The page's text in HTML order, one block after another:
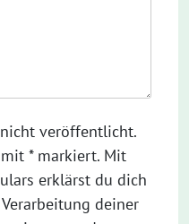
veröffentlicht.
* markiert. Mit
erklärst du dich
deiner